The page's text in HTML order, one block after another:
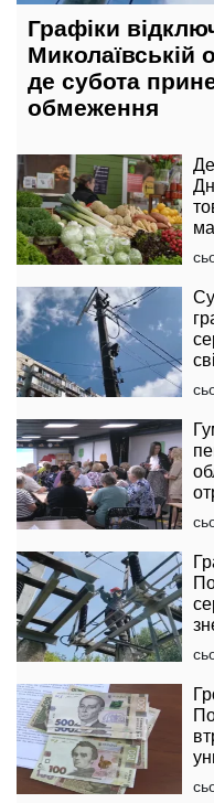
Графіки
Миколаївській
де субота
обмеження